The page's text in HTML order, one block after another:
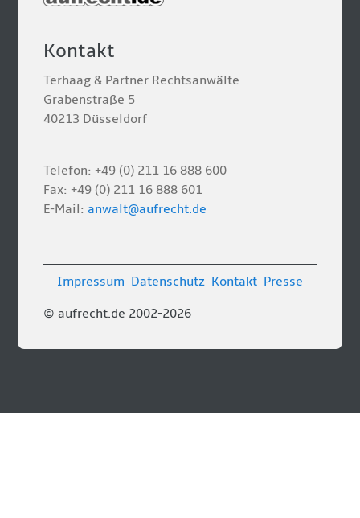
Kontakt
Terhaag & Partner Rechtsanwälte
Grabenstraße 5
40213 Düsseldorf
Telefon: +49 (0) 211 16 888 600
Fax: +49 (0) 211 16 888 601
E-Mail:anwalt@aufrecht.de
© aufrecht.de 2002-2026
Impressum Datenschutz Kontakt Presse